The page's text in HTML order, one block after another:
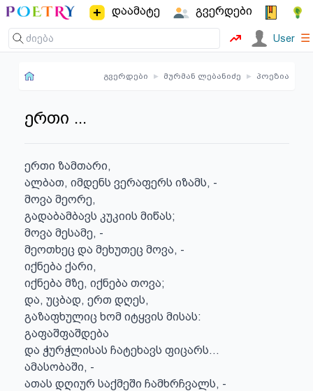
დაამატე გვერდები
User ☰
გვერდები ▸ მურმან ლებანიძე ▸ პოეზია
ერთი ...
ერთი ზამთარი,
ალბათ, იმდენს ვერაფერს იზამს, -
მოვა მეორე,
გადაბამბავს კუკიის მიწას;
მოვა მესამე, -
მეოთხეც და მეხუთეც მოვა, -
იქნება ქარი,
იქნება მზე, იქნება თოვა;
და, უცბად, ერთ დღეს,
გაზაფხულიც ხომ იტყვის მისას:
გაფაშფაშდება
და ჭურჭლისას ჩატეხავს ფიცარს...
ამასობაში, -
ათას დღიურ საქმეში ჩამხრჩვალს, -